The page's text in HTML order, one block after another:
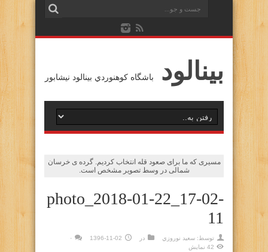
بينالود باشگاه كوهنوردي بينالود نيشابور
مسیری که ما برای صعود قله انتخاب کردیم. گرده ی خرسان
شمالی در وسط تصویر مشخص است.
photo_2018-01-22_17-02-
11
توسط: سعيد نوروزي در 1396-11-02
۰
42 نمایش